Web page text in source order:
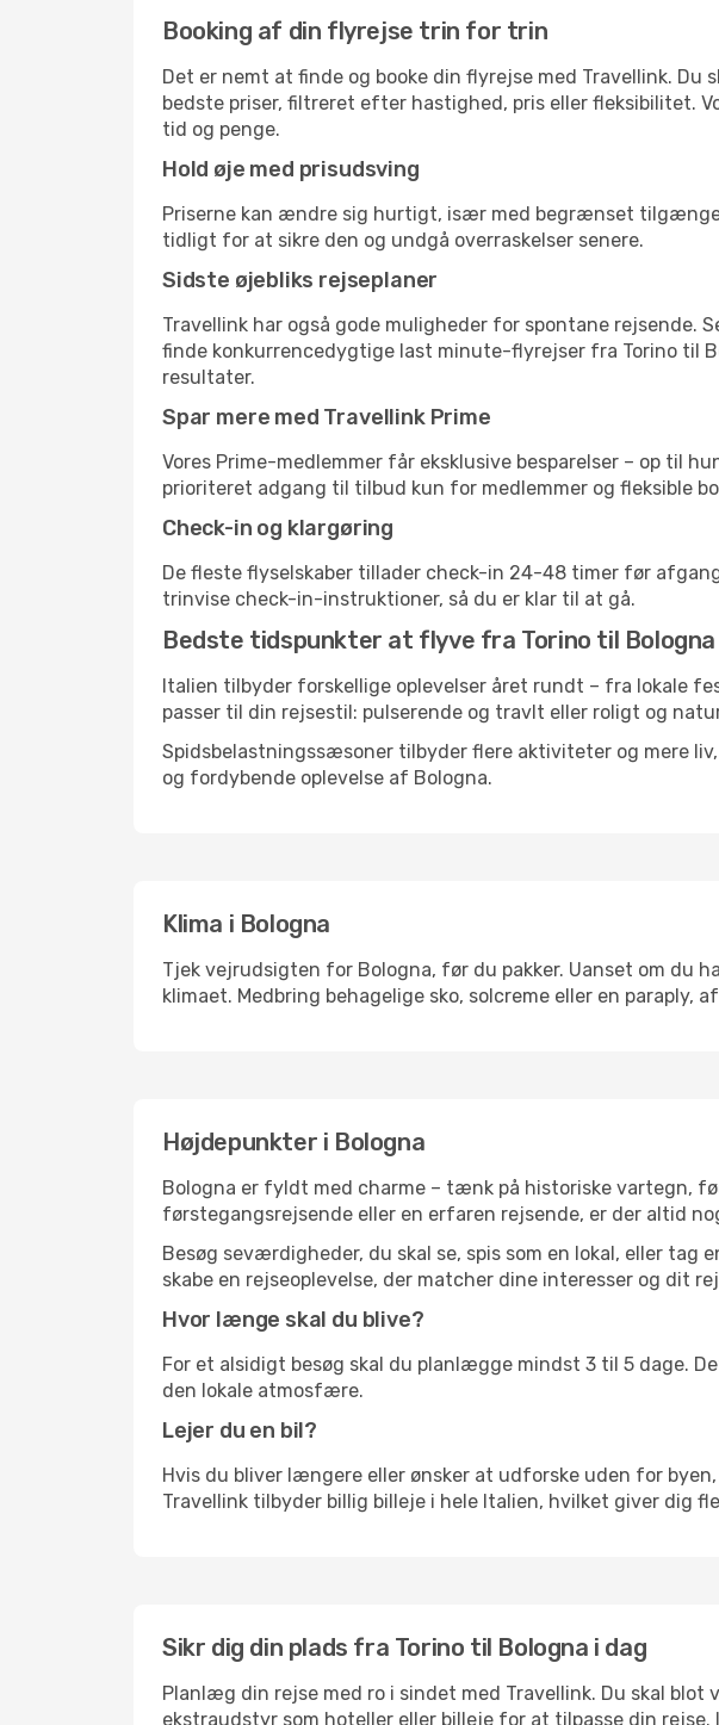
Booking af din flyrejse trin for trin
Det er nemt at finde og booke din flyrejse med Travellink.
bedste priser, filtreret efter hastighed, pris eller fleksibilitet.
tid og penge.
Hold øje med prisudsving
Priserne kan ændre sig hurtigt, især med begrænset
tidligt for at sikre den og undgå overraskelser senere.
Sidste øjebliks rejseplaner
Travellink har også gode muligheder for spontane
finde konkurrencedygtige last minute-flyrejser fra Torino til
resultater.
Spar mere med Travellink Prime
Vores Prime-medlemmer får eksklusive besparelser – op til
prioriteret adgang til tilbud kun for medlemmer og fleksible
Check-in og klargøring
De fleste flyselskaber tillader check-in 24-48 timer før
trinvise check-in-instruktioner, så du er klar til at gå.
Bedste tidspunkter at flyve fra Torino til Bologna
Italien tilbyder forskellige oplevelser året rundt – fra lokale
passer til din rejsestil: pulserende og travlt eller roligt og
Spidsbelastningssæsoner tilbyder flere aktiviteter og mere
og fordybende oplevelse af Bologna.
Klima i Bologna
Tjek vejrudsigten for Bologna, før du pakker. Uanset om du
klimaet. Medbring behagelige sko, solcreme eller en paraply,
Højdepunkter i Bologna
Bologna er fyldt med charme – tænk på historiske vartegn,
førstegangsrejsende eller en erfaren rejsende, er der altid
Besøg seværdigheder, du skal se, spis som en lokal, eller
skabe en rejseoplevelse, der matcher dine interesser og dit
Hvor længe skal du blive?
For et alsidigt besøg skal du planlægge mindst 3 til 5 dage.
den lokale atmosfære.
Lejer du en bil?
Hvis du bliver længere eller ønsker at udforske uden for
Travellink tilbyder billig billeje i hele Italien, hvilket giver dig
Sikr dig din plads fra Torino til Bologna i dag
Planlæg din rejse med ro i sindet med Travellink. Du skal
ekstraudstyr som hoteller eller billeje for at tilpasse din